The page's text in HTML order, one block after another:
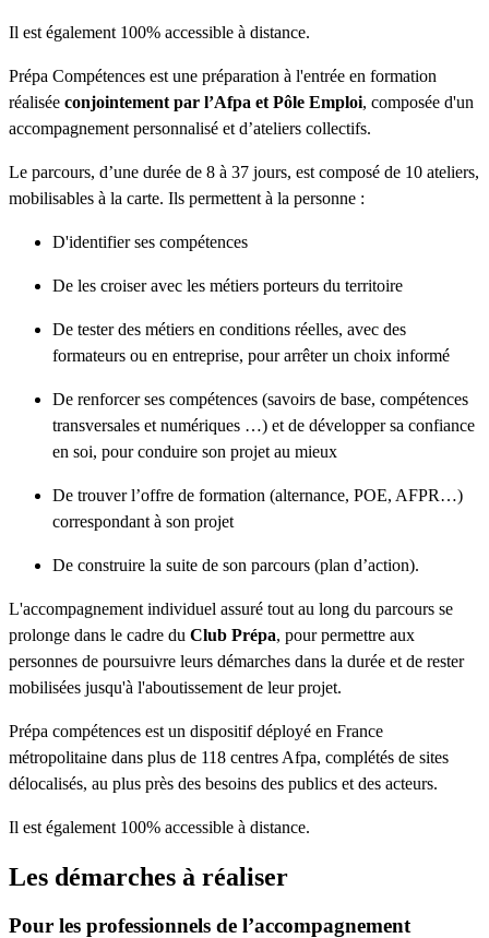
Il est également 100% accessible à distance.
Prépa Compétences est une préparation à l'entrée en formation
réalisée conjointement par l’Afpa et Pôle Emploi, composée d'un
accompagnement personnalisé et d’ateliers collectifs.
Le parcours, d’une durée de 8 à 37 jours, est composé de 10 ateliers,
mobilisables à la carte. Ils permettent à la personne :
D'identifier ses compétences
De les croiser avec les métiers porteurs du territoire
De tester des métiers en conditions réelles, avec des
formateurs ou en entreprise, pour arrêter un choix informé
De renforcer ses compétences (savoirs de base, compétences
transversales et numériques …) et de développer sa confiance
en soi, pour conduire son projet au mieux
De trouver l’offre de formation (alternance, POE, AFPR…)
correspondant à son projet
De construire la suite de son parcours (plan d’action).
L'accompagnement individuel assuré tout au long du parcours se
prolonge dans le cadre du Club Prépa, pour permettre aux
personnes de poursuivre leurs démarches dans la durée et de rester
mobilisées jusqu'à l'aboutissement de leur projet.
Prépa compétences est un dispositif déployé en France
métropolitaine dans plus de 118 centres Afpa, complétés de sites
délocalisés, au plus près des besoins des publics et des acteurs.
Il est également 100% accessible à distance.
Les démarches à réaliser
Pour les professionnels de l’accompagnement